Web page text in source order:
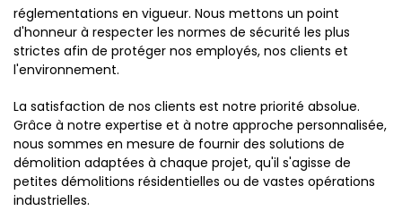
réglementations en vigueur. Nous mettons un point
d'honneur à respecter les normes de sécurité les plus
strictes afin de protéger nos employés, nos clients et
l'environnement.
La satisfaction de nos clients est notre priorité absolue.
Grâce à notre expertise et à notre approche personnalisée,
nous sommes en mesure de fournir des solutions de
démolition adaptées à chaque projet, qu'il s'agisse de
petites démolitions résidentielles ou de vastes opérations
industrielles.